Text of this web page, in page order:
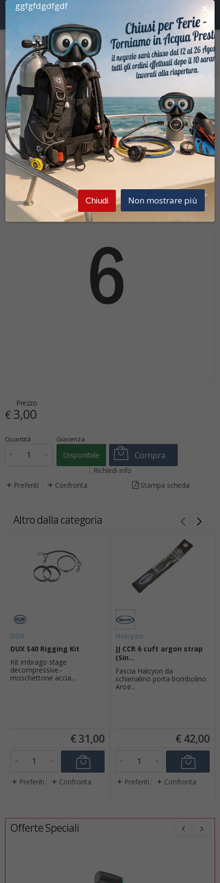
Home Bombole Accessori Bombole Sub
Tekevolution
Adesivo 6
Prezzo
€ 3,00
x1 Prezzo finale:€3,00
Quantità Giacenza
Disponibile Compra
Preferiti Confronta
Richiedi info
Stampa scheda
Altro dalla categoria
DUX
DUX S40 Rigging Kit
Kit imbrago stage
decompressive.-
moschettone accia...
€31,00
Preferiti Confronta
Halcyon
JJ CCR 6 cuft argon strap
(Sin...
Fascia Halcyon da
schienalino porta bombolino
Arog...
€ 42,00
Preferiti Confronta
Offerte Speciali
×
ggfgfdgdfgdf
Chiudi Non mostrare più